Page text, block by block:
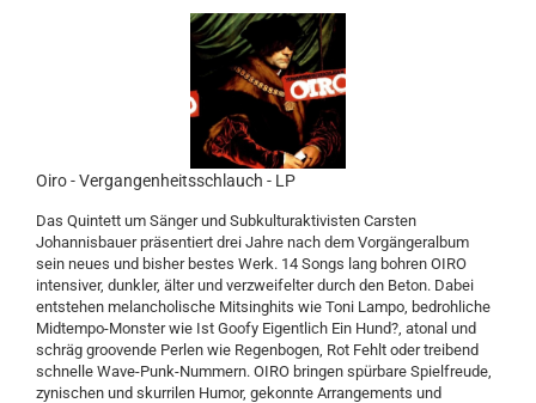
Oiro - Vergangenheitsschlauch - LP
Das Quintett um Sänger und Subkulturaktivisten Carsten
Johannisbauer präsentiert drei Jahre nach dem Vorgängeralbum
sein neues und bisher bestes Werk. 14 Songs lang bohren OIRO
intensiver, dunkler, älter und verzweifelter durch den Beton. Dabei
entstehen melancholische Mitsinghits wie Toni Lampo, bedrohliche
Midtempo-Monster wie Ist Goofy Eigentlich Ein Hund?, atonal und
schräg groovende Perlen wie Regenbogen, Rot Fehlt oder treibend
schnelle Wave-Punk-Nummern. OIRO bringen spürbare Spielfreude,
zynischen und skurrilen Humor, gekonnte Arrangements und